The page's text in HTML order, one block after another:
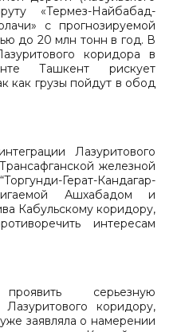
«Термез-Найбабад-
с прогнозируемой
до 20 млн тонн в год. В
коридора в
Ташкент рискует
как грузы пойдут в обод
Лазуритового
железной
Герат-Кандагар-
Ашхабадом и
Кабульскому коридору,
интересам
серьезную
Лазуритового коридору,
заявляла о намерении